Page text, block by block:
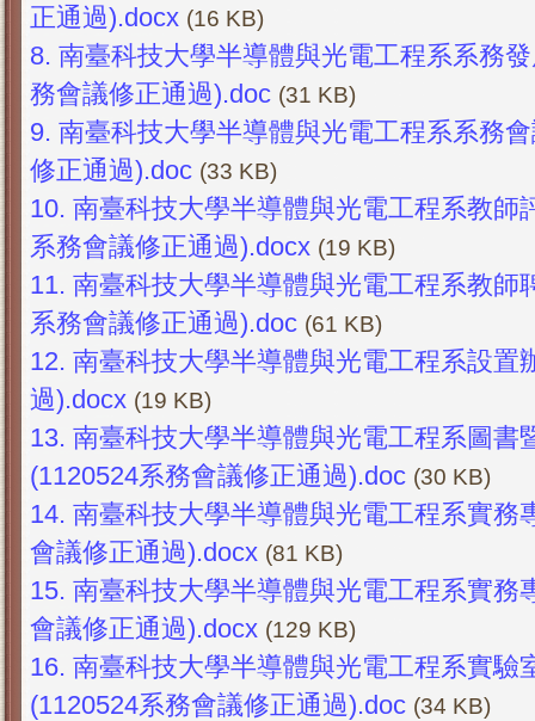
正通過).docx (16 KB)
8. 南臺科技大學半導體與光電工程系系務
務會議修正通過).doc (31 KB)
9. 南臺科技大學半導體與光電工程系系務
修正通過).doc (33 KB)
10. 南臺科技大學半導體與光電工程系教師
系務會議修正通過).docx (19 KB)
11. 南臺科技大學半導體與光電工程系教師
系務會議修正通過).doc (61 KB)
12. 南臺科技大學半導體與光電工程系設置
過).docx (19 KB)
13. 南臺科技大學半導體與光電工程系圖書
(1120524系務會議修正通過).doc (30 KB)
14. 南臺科技大學半導體與光電工程系實務
會議修正通過).docx (81 KB)
15. 南臺科技大學半導體與光電工程系實務
會議修正通過).docx (129 KB)
16. 南臺科技大學半導體與光電工程系實驗
(1120524系務會議修正通過).doc (34 KB)